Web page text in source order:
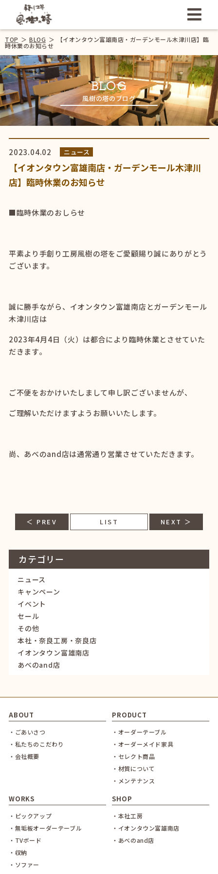
TOP ＞ BLOG ＞ 【イオンタウン富雄南店・ガーデンモール木津川店】臨
時休業のお知らせ
BLOG
風樹の塔のブログ
2023.04.02 ニュース
【イオンタウン富雄南店・ガーデンモール木津川
店】臨時休業のお知らせ
■臨時休業のおしらせ
平素より手創り工房風樹の塔をご愛顧賜り誠にありがとう
ございます。
誠に勝手ながら、イオンタウン富雄南店とガーデンモール
木津川店は
2023年4月4日（火）は都合により臨時休業とさせていた
だきます。
ご不便をおかけいたしまして申し訳ございませんが、
ご理解いただけますようお願いいたします。
尚、あべのand店は通常通り営業させていただきます。
＜ PREV LIST NEXT ＞
カテゴリー
ニュース
キャンペーン
イベント
セール
その他
本社・奈良工房・奈良店
イオンタウン富雄南店
あべのand店
ABOUT
・ごあいさつ
・私たちのこだわり
・会社概要
PRODUCT
・オーダーテーブル
・オーダーメイド家具
・セレクト商品
・材質について
・メンテナンス
WORKS
・ピックアップ
・無垢板オーダーテーブル
・TVボード
・収納
・ソファー
SHOP
・本社工房
・イオンタウン富雄南店
・あべのand店